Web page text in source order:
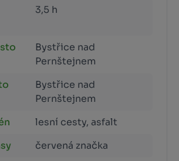
3,5 h
Bystřice nad
Pernštejnem
Bystřice nad
Pernštejnem
lesní cesty, asfalt
červená značka